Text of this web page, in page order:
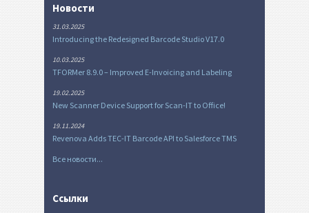
Новости
31.03.2025
Introducing the Redesigned Barcode Studio V17.0
10.03.2025
TFORMer 8.9.0 – Improved E-Invoicing and Labeling
19.02.2025
New Scanner Device Support for Scan-IT to Office!
19.11.2024
Revenova Adds TEC-IT Barcode API to Salesforce TMS
Все новости...
Ссылки